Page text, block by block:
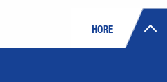
HORE